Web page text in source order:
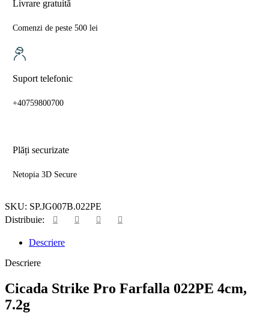
Livrare gratuită
Comenzi de peste 500 lei
Suport telefonic
+40759800700
Plăți securizate
Netopia 3D Secure
SKU: SP.JG007B.022PE
Distribuie:
Descriere
Descriere
Cicada Strike Pro Farfalla 022PE 4cm,
7.2g